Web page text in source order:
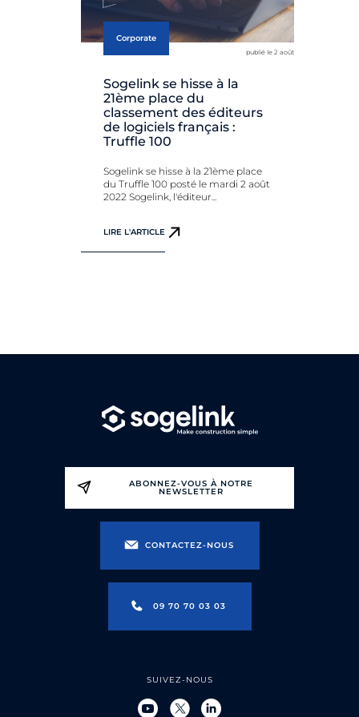
Corporate
publié le 2 août
Sogelink se hisse à la
21ème place du
classement des éditeurs
de logiciels français :
Truffle 100
Sogelink se hisse à la 21ème place
du Truffle 100 posté le mardi 2 août
2022 Sogelink, l'éditeur...
LIRE L'ARTICLE
ABONNEZ-VOUS À NOTRE
NEWSLETTER
CONTACTEZ-NOUS
09 70 70 03 03
SUIVEZ-NOUS